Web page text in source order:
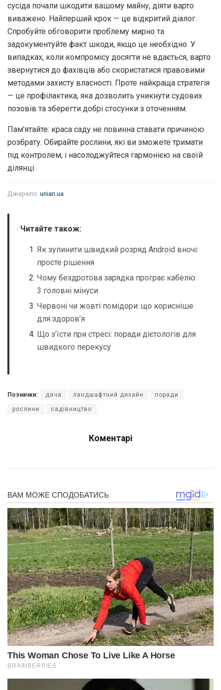
сусіда почали шкодити вашому майну, діяти варто
виважено. Найперший крок — це відкритий діалог.
Спробуйте обговорити проблему мирно та
задокументуйте факт шкоди, якщо це необхідно. У
випадках, коли компромісу досягти не вдається, варто
звернутися до фахівців або скористатися правовими
методами захисту власності. Проте найкраща стратегія
— це профілактика, яка дозволить уникнути судових
позовів та зберегти добрі стосунки з оточенням.
Пам’ятайте: краса саду не повинна ставати причиною
розбрату. Обирайте рослини, які ви зможете тримати
під контролем, і насолоджуйтеся гармонією на своїй
ділянці.
Джерело: unian.ua
Читайте також:
Як зупинити швидкий розряд Android вночі:
просте рішення
Чому бездротова зарядка програє кабелю:
3 головні мінуси
Червоні чи жовті помідори: що корисніше
для здоров’я
Що з’їсти при стресі: поради дієтологів для
швидкого перекусу
Позначки: дача ландшафтний дизайн поради
рослини садівництво
Коментарі